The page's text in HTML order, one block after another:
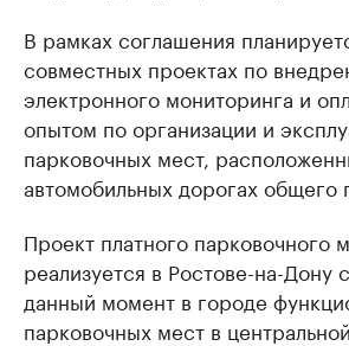
В рамках соглашения
совместных проектах по
электронного мониторинга и
опытом по организации и
парковочных мест,
автомобильных дорогах общего
Проект платного парковочного
реализуется в Ростове-на-Дону
данный момент в городе
парковочных мест в